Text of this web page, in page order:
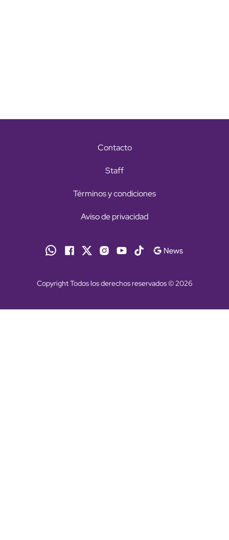
Contacto
Staff
Términos y condiciones
Aviso de privacidad
Copyright Todos los derechos reservados © 2026